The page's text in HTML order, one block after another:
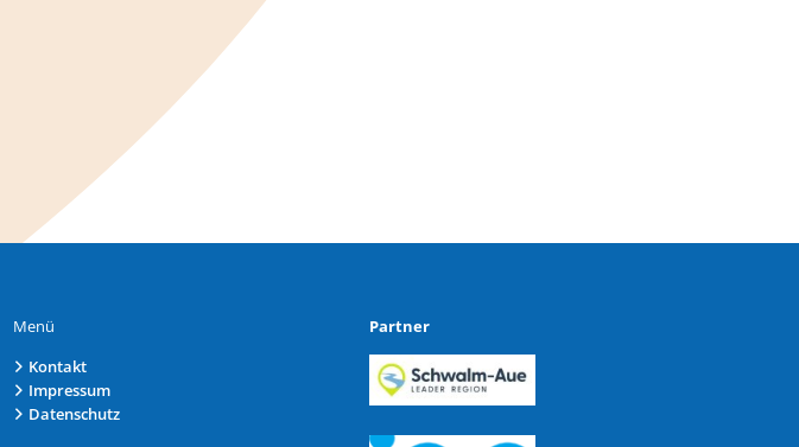
Menü
Kontakt
Impressum
Datenschutz
Partner